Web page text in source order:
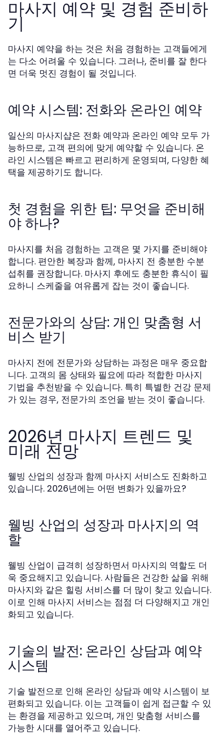
마사지 예약 및 경험 준비하
기
마사지 예약을 하는 것은 처음 경험하는 고객들에게
는 다소 어려울 수 있습니다. 그러나, 준비를 잘 한다
면 더욱 멋진 경험이 될 것입니다.
예약 시스템: 전화와 온라인 예약
일산의 마사지샵은 전화 예약과 온라인 예약 모두 가
능하므로, 고객 편의에 맞게 예약할 수 있습니다. 온
라인 시스템은 빠르고 편리하게 운영되며, 다양한 혜
택을 제공하기도 합니다.
첫 경험을 위한 팁: 무엇을 준비해
야 하나?
마사지를 처음 경험하는 고객은 몇 가지를 준비해야
합니다. 편안한 복장과 함께, 마사지 전 충분한 수분
섭취를 권장합니다. 마사지 후에도 충분한 휴식이 필
요하니 스케줄을 여유롭게 잡는 것이 좋습니다.
전문가와의 상담: 개인 맞춤형 서
비스 받기
마사지 전에 전문가와 상담하는 과정은 매우 중요합
니다. 고객의 몸 상태와 필요에 따라 적합한 마사지
기법을 추천받을 수 있습니다. 특히 특별한 건강 문제
가 있는 경우, 전문가의 조언을 받는 것이 좋습니다.
2026년 마사지 트렌드 및
미래 전망
웰빙 산업의 성장과 함께 마사지 서비스도 진화하고
있습니다. 2026년에는 어떤 변화가 있을까요?
웰빙 산업의 성장과 마사지의 역
할
웰빙 산업이 급격히 성장하면서 마사지의 역할도 더
욱 중요해지고 있습니다. 사람들은 건강한 삶을 위해
마사지와 같은 힐링 서비스를 더 많이 찾고 있습니다.
이로 인해 마사지 서비스는 점점 더 다양해지고 개인
화되고 있습니다.
기술의 발전: 온라인 상담과 예약
시스템
기술 발전으로 인해 온라인 상담과 예약 시스템이 보
편화되고 있습니다. 이는 고객들이 쉽게 접근할 수 있
는 환경을 제공하고 있으며, 개인 맞춤형 서비스를
가능한 시대를 열어주고 있습니다.